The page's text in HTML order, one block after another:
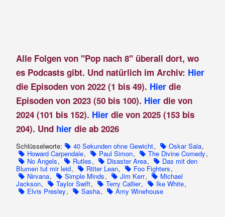
Alle Folgen von "Pop nach 8" überall dort, wo
es Podcasts gibt. Und natürlich im Archiv: Hier
die Episoden von 2022 (1 bis 49). Hierdie
Episoden von 2023 (50 bis 100). Hier die von
2024 (101 bis 152). Hier die von 2025 (153 bis
204). Und hier die ab 2026
Schlüsselworte: 40 Sekunden ohne Gewicht, Oskar Sala,
Howard Carpendale, Paul Simon, The Divine Comedy,
No Angels, Rutles, Disaster Area, Das mit den
Blumen tut mir leid, Ritter Lean, Foo Fighters,
Nirvana, Simple Minds, Jim Kerr, Michael
Jackson, Taylor Swift, Terry Callier, Ike White,
Elvis Presley, Sasha, Amy Winehouse